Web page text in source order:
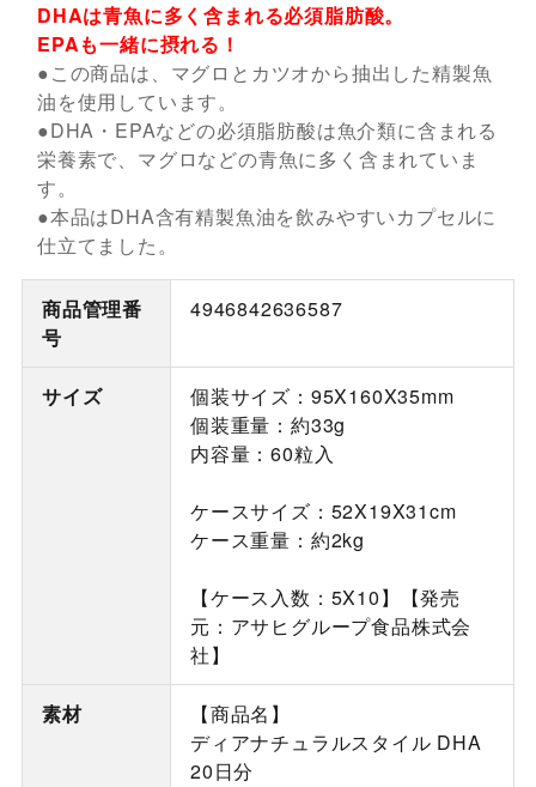
DHAは青魚に多く含まれる必須脂肪酸。
EPAも一緒に摂れる！
●この商品は、マグロとカツオから抽出した精製魚
油を使用しています。
●DHA・EPAなどの必須脂肪酸は魚介類に含まれる
栄養素で、マグロなどの青魚に多く含まれていま
す。
●本品はDHA含有精製魚油を飲みやすいカプセルに
仕立てました。
商品管理番
号
4946842636587
サイズ
個装サイズ：95X160X35mm
個装重量：約33g
内容量：60粒入
ケースサイズ：52X19X31cm
ケース重量：約2kg
【ケース入数：5X10】【発売
元：アサヒグループ食品株式会
社】
素材
【商品名】
ディアナチュラルスタイル DHA
20日分